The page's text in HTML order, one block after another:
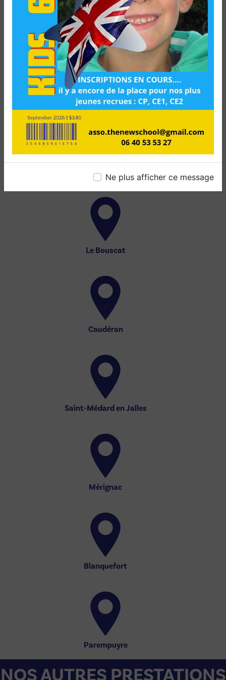
Ne plus afficher ce message
Bruges
Le Haillan
Le Taillan-Médoc
Le Bouscat
Caudéran
Saint-Médard en Jalles
Mérignac
Blanquefort
Parempuyre
NOS AUTRES PRESTATIONS